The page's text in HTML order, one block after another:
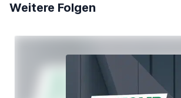
Weitere Folgen